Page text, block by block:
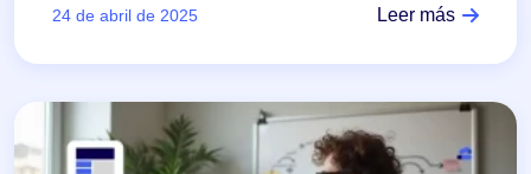
24 de abril de 2025 Leer más